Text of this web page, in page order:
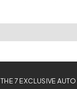
THE 7 EXCLUSIVE AUTO